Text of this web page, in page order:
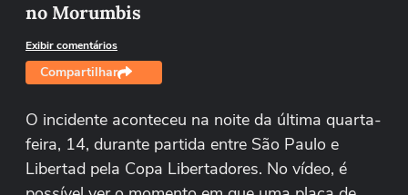
no Morumbis
Exibir comentários
Compartilhar
O incidente aconteceu na noite da última quarta-
feira, 14, durante partida entre São Paulo e
Libertad pela Copa Libertadores. No vídeo, é